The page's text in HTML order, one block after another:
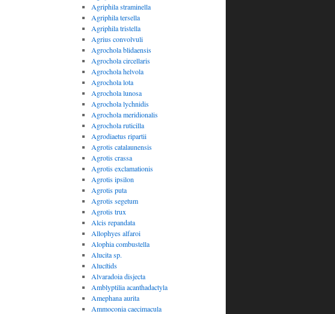
Agriphila straminella
Agriphila tersella
Agriphila tristella
Agrius convolvuli
Agrochola blidaensis
Agrochola circellaris
Agrochola helvola
Agrochola lota
Agrochola lunosa
Agrochola lychnidis
Agrochola meridionalis
Agrochola ruticilla
Agrodiaetus ripartii
Agrotis catalaunensis
Agrotis crassa
Agrotis exclamationis
Agrotis ipsilon
Agrotis puta
Agrotis segetum
Agrotis trux
Alcis repandata
Allophyes alfaroi
Alophia combustella
Alucita sp.
Alucítids
Alvaradoia disjecta
Amblyptilia acanthadactyla
Amephana aurita
Ammoconia caecimacula